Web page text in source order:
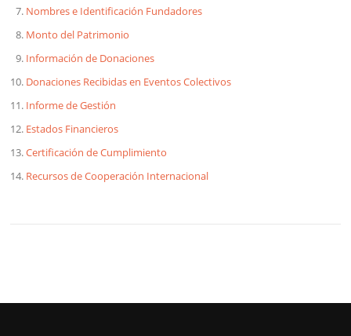
Nombres e Identificación Fundadores
Monto del Patrimonio
Información de Donaciones
Donaciones Recibidas en Eventos Colectivos
Informe de Gestión
Estados Financieros
Certificación de Cumplimiento
Recursos de Cooperación Internacional